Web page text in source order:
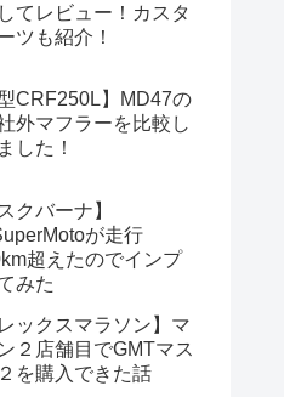
てレビュー！カスタ
ツも紹介！
型CRF250L】MD47の
外マフラーを比較し
した！
クバーナ】
が走行
超えたのでインプ
みた
レックスマラソン】マ
２店舗目でGMTマス
を購入できた話